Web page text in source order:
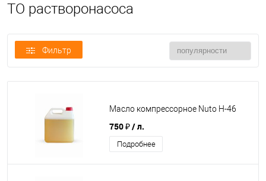
ТО растворонасоса
Фильтр
Масло компрессорное Nuto H-46
750 ₽/ л.
Подробнее